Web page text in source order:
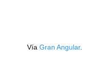
Vía Gran Angular.